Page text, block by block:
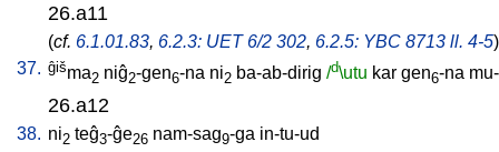
26.a11
(cf. 6.1.01.83, 6.2.3: UET 6/2 302, 6.2.5: YBC 8713 ll. 4-5)
37. ĝišma2 niĝ2-gen6-na ni2 ba-ab-dirig /d\utu kar gen6-na
26.a12
38. ni2 teĝ3-ĝe26 nam-sag9-ga in-tu-ud